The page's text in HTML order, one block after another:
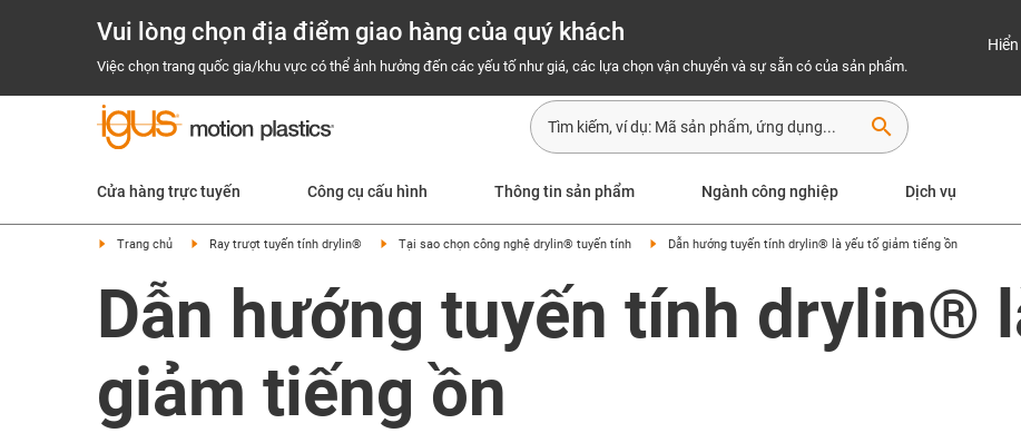
Vui lòng chọn địa điểm giao hàng của quý khách
Việc chọn trang quốc gia/khu vực có thể ảnh hưởng đến các yếu tố như giá, các lựa chọn vận chuyển và sự sẵn có của sản phẩm.
search
Cửa hàng trực tuyến Công cụ cấu hình Thông tin sản phẩm Ngành công nghiệp Dịch vụ
Trang chủ Ray trượt tuyến tính drylin® Tại sao chọn công nghệ drylin® tuyến tính Dẫn hướng tuyến tính drylin® là yếu tố giảm tiếng ồn
Dẫn hướng tuyến tính drylin®
giảm tiếng ồn